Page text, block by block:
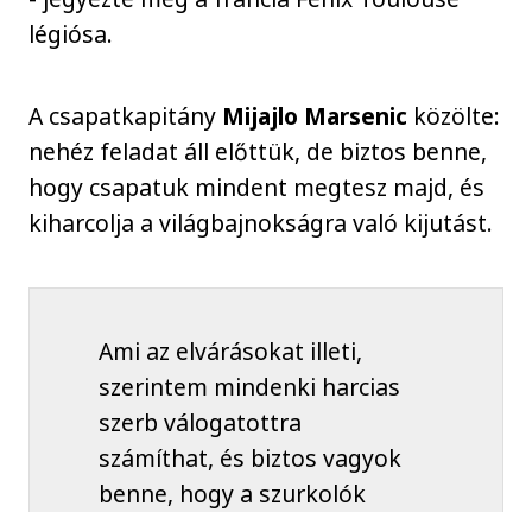
légiósa.
A csapatkapitány Mijajlo Marsenic közölte:
nehéz feladat áll előttük, de biztos benne,
hogy csapatuk mindent megtesz majd, és
kiharcolja a világbajnokságra való kijutást.
Ami az elvárásokat illeti,
szerintem mindenki harcias
szerb válogatottra
számíthat, és biztos vagyok
benne, hogy a szurkolók